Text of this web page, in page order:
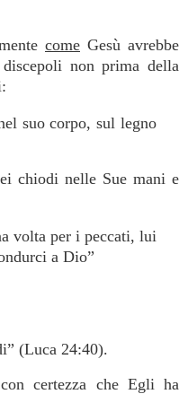
come Gesù avrebbe
non prima della
suo corpo, sul legno
chiodi nelle Sue mani e
volta per i peccati, lui
a Dio”
(Luca 24:40).
certezza che Egli ha